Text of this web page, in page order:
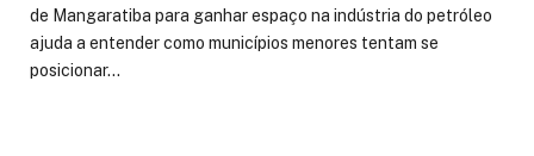
de Mangaratiba para ganhar espaço na indústria do petróleo
ajuda a entender como municípios menores tentam se
posicionar…